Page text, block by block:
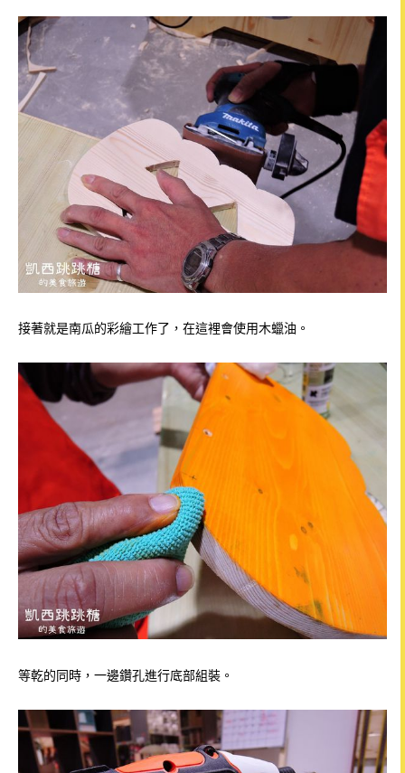
接著就是南瓜的彩繪工作了，在這裡會使用木蠟油。
等乾的同時，一邊鑽孔進行底部組裝。